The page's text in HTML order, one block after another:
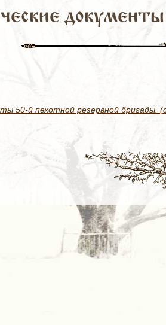
50-й пехотной резервной бригады.